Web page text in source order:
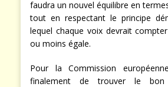
faudra un nouvel équilibre en
tout en respectant le principe
lequel chaque voix devrait
ou moins égale.
Pour la Commission
finalement de trouver le bon